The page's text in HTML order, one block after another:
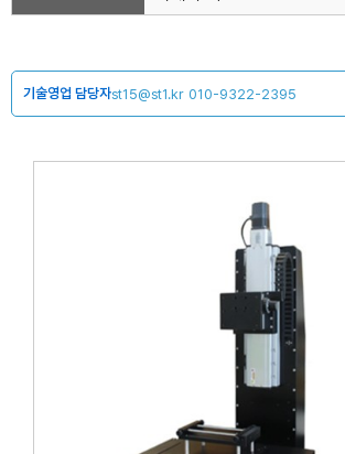
기술영업 담당자st15@st1.kr 010-9322-2395